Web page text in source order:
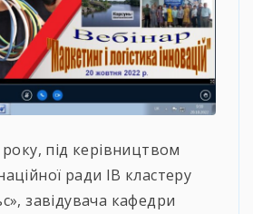
під керівництвом
ради ІВ кластеру
завідувача кафедри